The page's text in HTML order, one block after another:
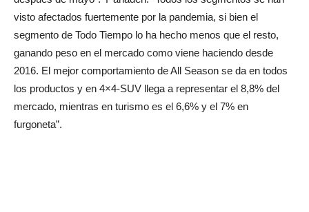
visto afectados fuertemente por la pandemia, si bien el
segmento de Todo Tiempo lo ha hecho menos que el resto,
ganando peso en el mercado como viene haciendo desde
2016. El mejor comportamiento de All Season se da en todos
los productos y en 4×4-SUV llega a representar el 8,8% del
mercado, mientras en turismo es el 6,6% y el 7% en
furgoneta”.